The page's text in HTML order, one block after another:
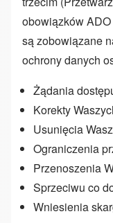
obowiązków
są zobowiązane
ochrony danych
Żądania
Korekty
Usunięcia
Ograniczenia
Przenoszenia
Sprzeciwu co
Wniesienia